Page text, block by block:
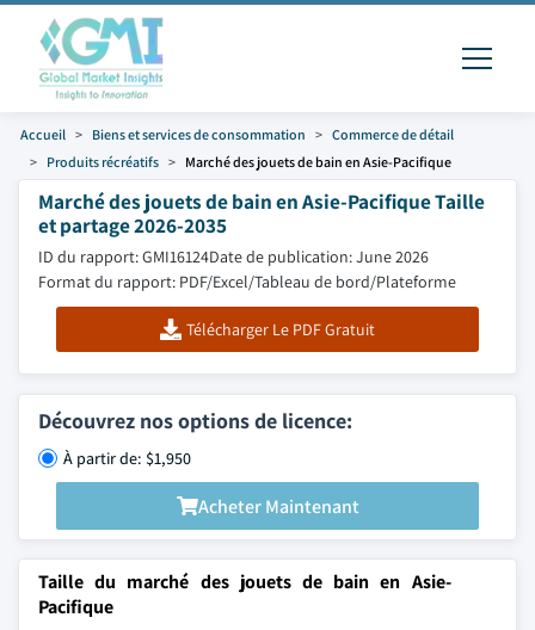
Accueil Biens et services de consommation
Commerce de détail
Produits récréatifs
Marché des jouets de bain en Asie-Pacifique
Marché des jouets de bain en Asie-Pacifique Taille
et partage 2026-2035
ID du rapport: GMI16124Date de publication: June 2026
Format du rapport: PDF/Excel/Tableau de bord/Plateforme
Télécharger Le PDF Gratuit
Découvrez nos options de licence:
À partir de: $1,950
Acheter Maintenant
Taille du marché des jouets de bain en Asie-
Pacifique